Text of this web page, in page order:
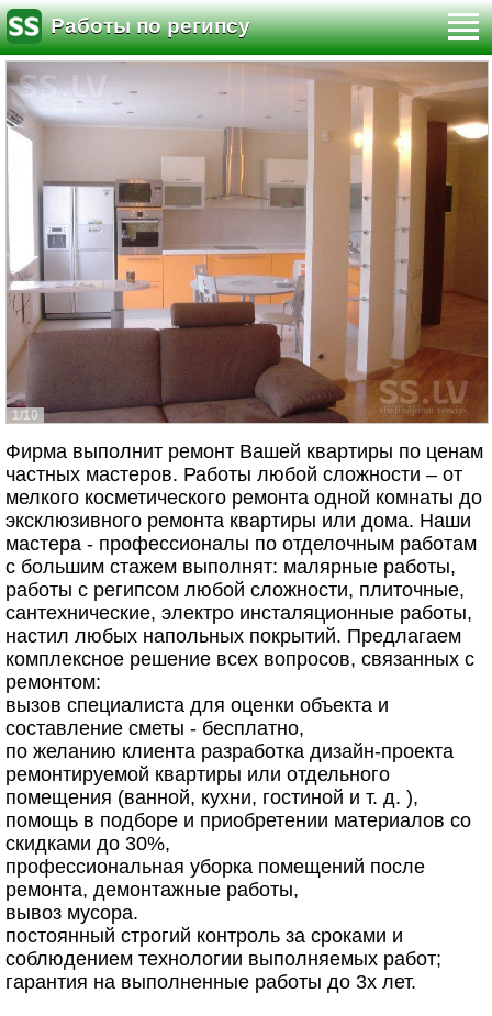
Работы по регипсу
1/10
Фирма выполнит ремонт Вашей квартиры по ценам
частных мастеров. Работы любой сложности – от
мелкого косметического ремонта одной комнаты до
эксклюзивного ремонта квартиры или дома. Наши
мастера - профессионалы по отделочным работам
с большим стажем выполнят: малярные работы,
работы с регипсом любой сложности, плиточные,
сантехнические, электро инсталяционные работы,
настил любых напольных покрытий. Предлагаем
комплексное решение всех вопросов, связанных с
ремонтом:
вызов специалиста для оценки объекта и
составление сметы - бесплатно,
по желанию клиента разработка дизайн-проекта
ремонтируемой квартиры или отдельного
помещения (ванной, кухни, гостиной и т. д. ),
помощь в подборе и приобретении материалов со
скидками до 30%,
профессиональная уборка помещений после
ремонта, демонтажные работы,
вывоз мусора.
постоянный строгий контроль за сроками и
соблюдением технологии выполняемых работ;
гарантия на выполненные работы до 3х лет.